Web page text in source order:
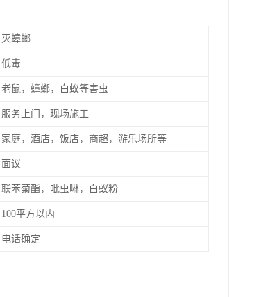
灭蟑螂
低毒
老鼠，蟑螂，白蚁等害虫
服务上门，现场施工
家庭，酒店，饭店，商超，游乐场所等
面议
联苯菊酯，吡虫啉，白蚁粉
100平方以内
电话确定